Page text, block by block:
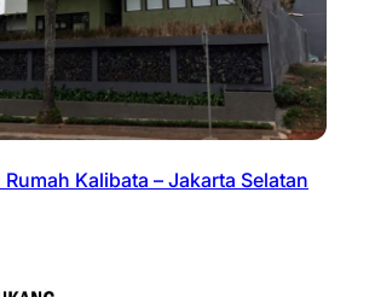
Kalibata – Jakarta Selatan